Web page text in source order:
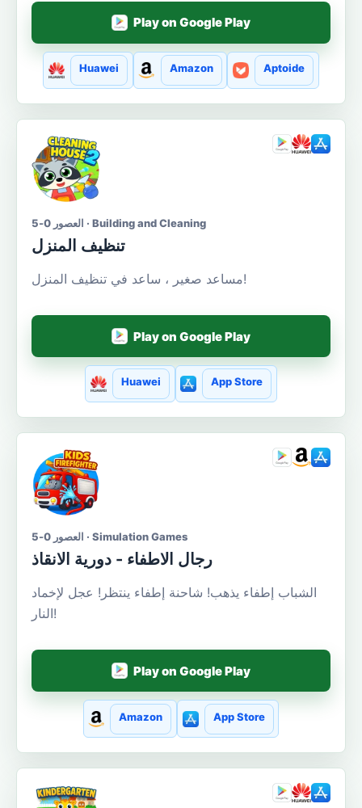
Play on Google Play
Huawei Amazon Aptoide
العصور 0-5 · Building and Cleaning
تنظيف المنزل
مساعد صغير ، ساعد في تنظيف المنزل!
Play on Google Play
Huawei App Store
العصور 0-5 · Simulation Games
رجال الاطفاء - دورية الانقاذ
الشباب إطفاء يذهب! شاحنة إطفاء ينتظر! عجل لإخماد
النار!
Play on Google Play
Amazon App Store